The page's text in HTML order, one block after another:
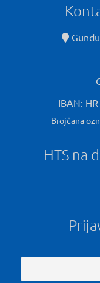
IBAN:
Brojčana
HTS na